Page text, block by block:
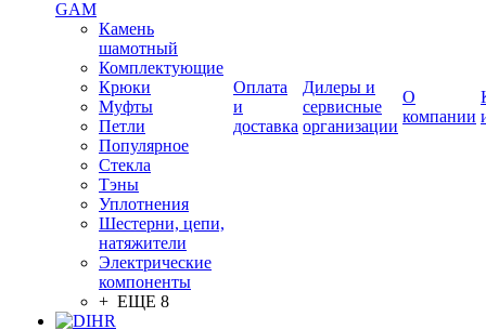
GAM
Камень
шамотный
Комплектующие
Крюки
Муфты
Петли
Популярное
Стекла
Тэны
Уплотнения
Шестерни, цепи,
натяжители
Электрические
компоненты
+ ЕЩЕ 8
Оплата
и
доставка
Дилеры и
сервисные
организации
О
компании